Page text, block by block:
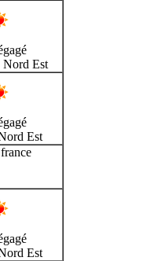
Nord Est
Est
Est